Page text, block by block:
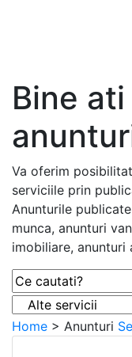
Bine
Va oferim
serviciile prin
Anunturile
munca, anunturi
imobiliare, anunturi
Home > Anunturi